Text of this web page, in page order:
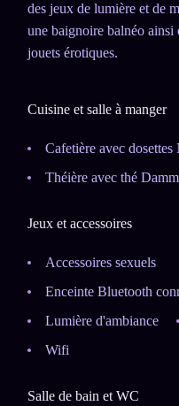
des jeux de lumière et de
une baignoire balnéo ainsi
jouets érotiques.
Cuisine et salle à manger
Cafetière avec dosettes
Théière avec thé
Jeux et accessoires
Accessoires sexuels
Enceinte Bluetooth
Lumière d'ambiance
Wifi
Salle de bain et WC